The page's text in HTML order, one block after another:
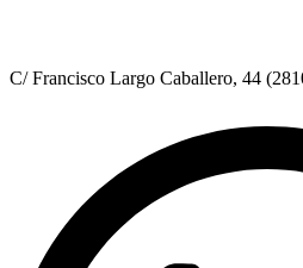
C/ Francisco Largo Caballero, 44